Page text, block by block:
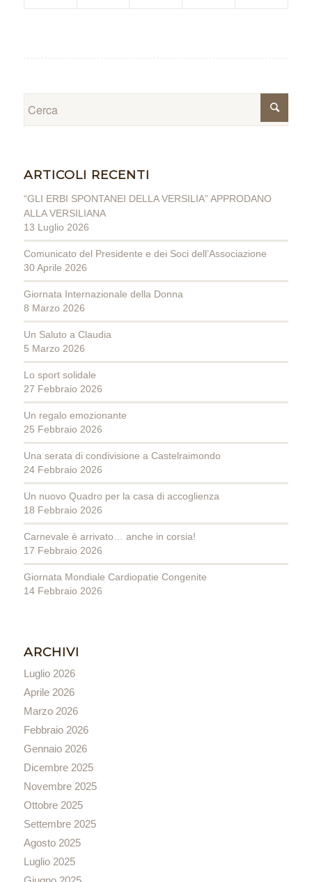
ARTICOLI RECENTI
“GLI ERBI SPONTANEI DELLA VERSILIA” APPRODANO
ALLA VERSILIANA
13 Luglio 2026
Comunicato del Presidente e dei Soci dell’Associazione
30 Aprile 2026
Giornata Internazionale della Donna
8 Marzo 2026
Un Saluto a Claudia
5 Marzo 2026
Lo sport solidale
27 Febbraio 2026
Un regalo emozionante
25 Febbraio 2026
Una serata di condivisione a Castelraimondo
24 Febbraio 2026
Un nuovo Quadro per la casa di accoglienza
18 Febbraio 2026
Carnevale è arrivato… anche in corsia!
17 Febbraio 2026
Giornata Mondiale Cardiopatie Congenite
14 Febbraio 2026
ARCHIVI
Luglio 2026
Aprile 2026
Marzo 2026
Febbraio 2026
Gennaio 2026
Dicembre 2025
Novembre 2025
Ottobre 2025
Settembre 2025
Agosto 2025
Luglio 2025